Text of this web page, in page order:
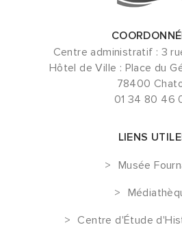
Centre administratif : 3
Hôtel de Ville : Place du
78400
01 34 80 46
LIENS
Musée
Centre d'Étude